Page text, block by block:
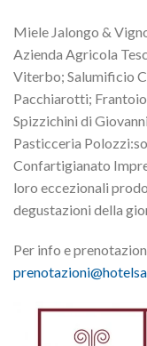
Miele Jalongo &
Azienda Agricola
Viterbo; Salumificio
Pacchiarotti;
Spizzichini di
Pasticceria
Confartigianato
loro eccezionali
degustazioni della
Per info e